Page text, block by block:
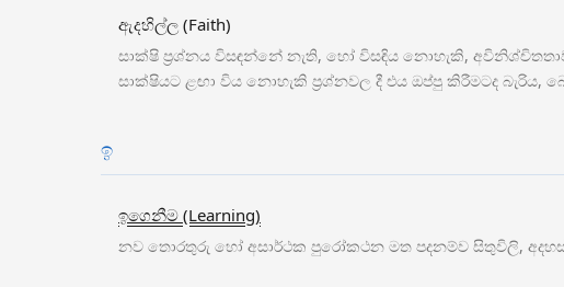
ඇදහිල්ල (Faith)
සාක්ෂි ප්‍රශ්නය විසඳන්නේ නැති, හෝ විසඳිය නොහැකි,
සාක්ෂියට ළඟා විය නොහැකි ප්‍රශ්නවල දී එය ඔප්පු කිරීමටද බැරිය,
ඉ
ඉගෙනීම (Learning)
නව තොරතුරු හෝ අසාර්ථක පුරෝකථන මත පදනම්ව සිතුවිලි,